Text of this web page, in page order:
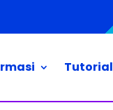
Tutorial